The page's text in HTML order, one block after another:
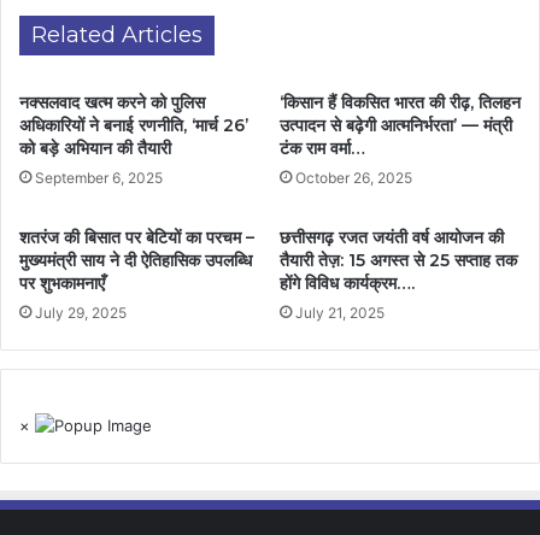
Related Articles
नक्सलवाद खत्म करने को पुलिस
अधिकारियों ने बनाई रणनीति, ‘मार्च 26’
को बड़े अभियान की तैयारी
September 6, 2025
‘किसान हैं विकसित भारत की रीढ़, तिलहन
उत्पादन से बढ़ेगी आत्मनिर्भरता’ — मंत्री
टंक राम वर्मा…
October 26, 2025
शतरंज की बिसात पर बेटियों का परचम –
मुख्यमंत्री साय ने दी ऐतिहासिक उपलब्धि
पर शुभकामनाएँ
July 29, 2025
छत्तीसगढ़ रजत जयंती वर्ष आयोजन की
तैयारी तेज़: 15 अगस्त से 25 सप्ताह तक
होंगे विविध कार्यक्रम….
July 21, 2025
×